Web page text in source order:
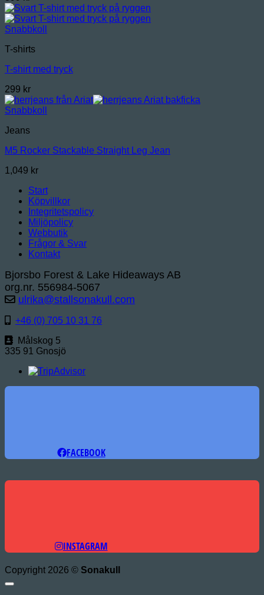
Snabbkoll
T-shirts
T-shirt med tryck
299 kr
Snabbkoll
Jeans
M5 Rocker Stackable Straight Leg Jean
1,049 kr
Start
Köpvillkor
Integritetspolicy
Miljöpolicy
Webbutik
Frågor & Svar
Kontakt
Bjorsbo Forest & Lake Hideaways AB
org.nr. 556984-5067
ulrika@stallsonakull.com
+46 (0) 705 10 31 76
Målskog 5
335 91 Gnosjö
FACEBOOK
INSTAGRAM
Copyright 2026 © Sonakull